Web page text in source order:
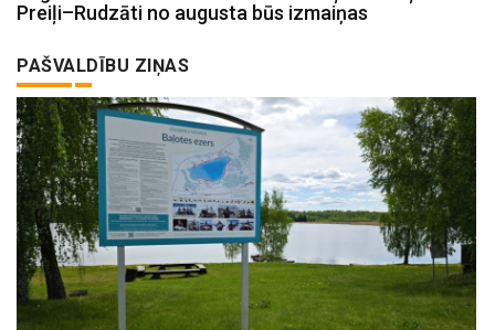
Preiļi–Rudzāti no augusta būs izmaiņas
PAŠVALDĪBU ZIŅAS